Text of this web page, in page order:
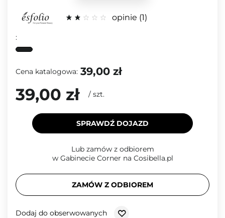
opinie 1
:
Cena katalogowa: 39,00 zł
39,00 zł / szt.
SPRAWDŹ DOJAZD
Lub zamów z odbiorem
w Gabinecie Corner na Cosibella.pl
ZAMÓW Z ODBIOREM
Dodaj do obserwowanych